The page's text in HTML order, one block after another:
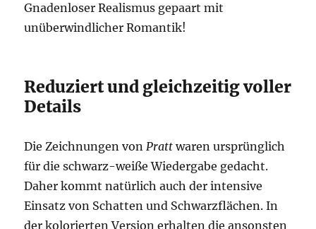
Gnadenloser Realismus gepaart mit
unüberwindlicher Romantik!
Reduziert und gleichzeitig voller
Details
Die Zeichnungen vonPratt waren ursprünglich
für die schwarz-weiße Wiedergabe gedacht.
Daher kommt natürlich auch der intensive
Einsatz von Schatten und Schwarzflächen. In
der kolorierten Version erhalten die ansonsten